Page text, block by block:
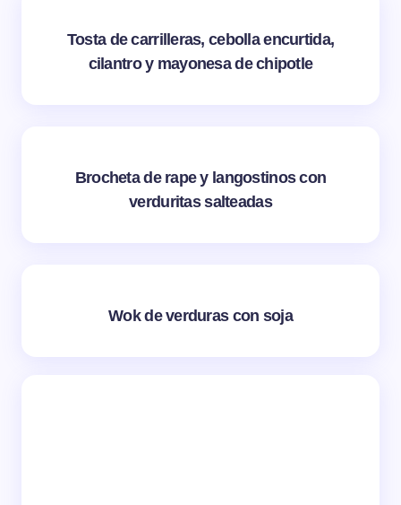
Tosta de carrilleras, cebolla encurtida,
cilantro y mayonesa de chipotle
Brocheta de rape y langostinos con
verduritas salteadas
Wok de verduras con soja